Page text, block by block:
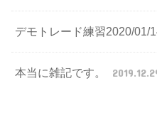
デモトレード練習2020/01/
本当に雑記です。